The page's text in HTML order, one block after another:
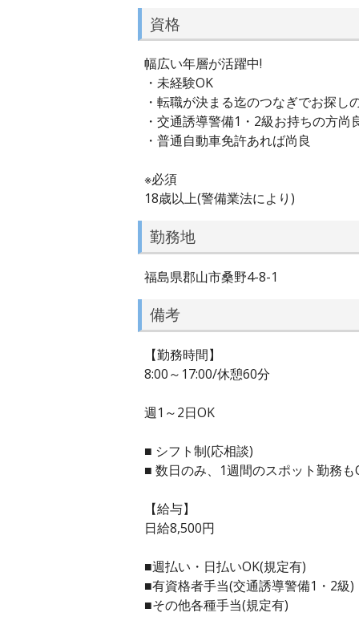
資格
幅広い年層が活躍中!
・未経験OK
・転職が決まる迄のつなぎでお探し
・交通誘導警備1・2級お持ちの方尚
・普通自動車免許あれば尚良
※必須
18歳以上(警備業法により)
勤務地
福島県郡山市桑野4-8-1
備考
【勤務時間】
8:00～17:00/休憩60分
週1～2日OK
■ シフト制(応相談)
■ 数日のみ、1週間のスポット勤務も
【給与】
日給8,500円
■週払い・日払いOK(規定有)
■有資格者手当(交通誘導警備1・2級)
■その他各種手当(規定有)